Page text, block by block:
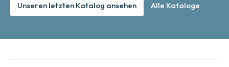
Unseren letzten Katalog ansehen Alle Kataloge